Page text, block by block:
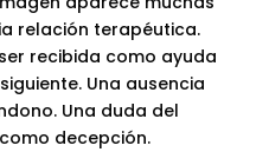
relación terapéutica.
recibida como ayuda
Una ausencia
Una duda del
decepción.